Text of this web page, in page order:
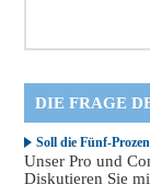
DIE FRAGE
Soll die Fünf-
Unser Pro und
Diskutieren Sie